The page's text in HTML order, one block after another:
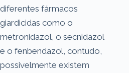
diferentes fármacos
giardicidas como o
metronidazol, o secnidazol
e o fenbendazol, contudo,
possivelmente existem